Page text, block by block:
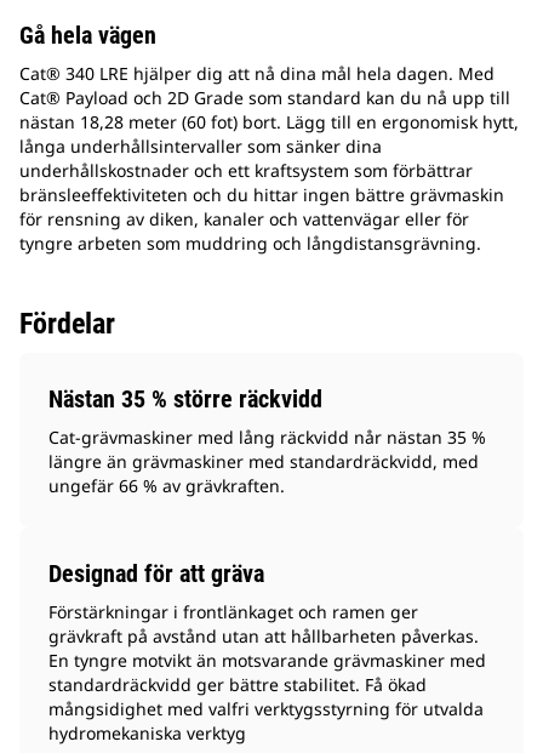
Gå hela vägen
Cat® 340 LRE hjälper dig att nå dina mål hela dagen. Med
Cat® Payload och 2D Grade som standard kan du nå upp till
nästan 18,28 meter (60 fot) bort. Lägg till en ergonomisk hytt,
långa underhållsintervaller som sänker dina
underhållskostnader och ett kraftsystem som förbättrar
bränsleeffektiviteten och du hittar ingen bättre grävmaskin
för rensning av diken, kanaler och vattenvägar eller för
tyngre arbeten som muddring och långdistansgrävning.
Fördelar
Nästan 35 % större räckvidd
Cat-grävmaskiner med lång räckvidd når nästan 35 %
längre än grävmaskiner med standardräckvidd, med
ungefär 66 % av grävkraften.
Designad för att gräva
Förstärkningar i frontlänkaget och ramen ger
grävkraft på avstånd utan att hållbarheten påverkas.
En tyngre motvikt än motsvarande grävmaskiner med
standardräckvidd ger bättre stabilitet. Få ökad
mångsidighet med valfri verktygsstyrning för utvalda
hydromekaniska verktyg